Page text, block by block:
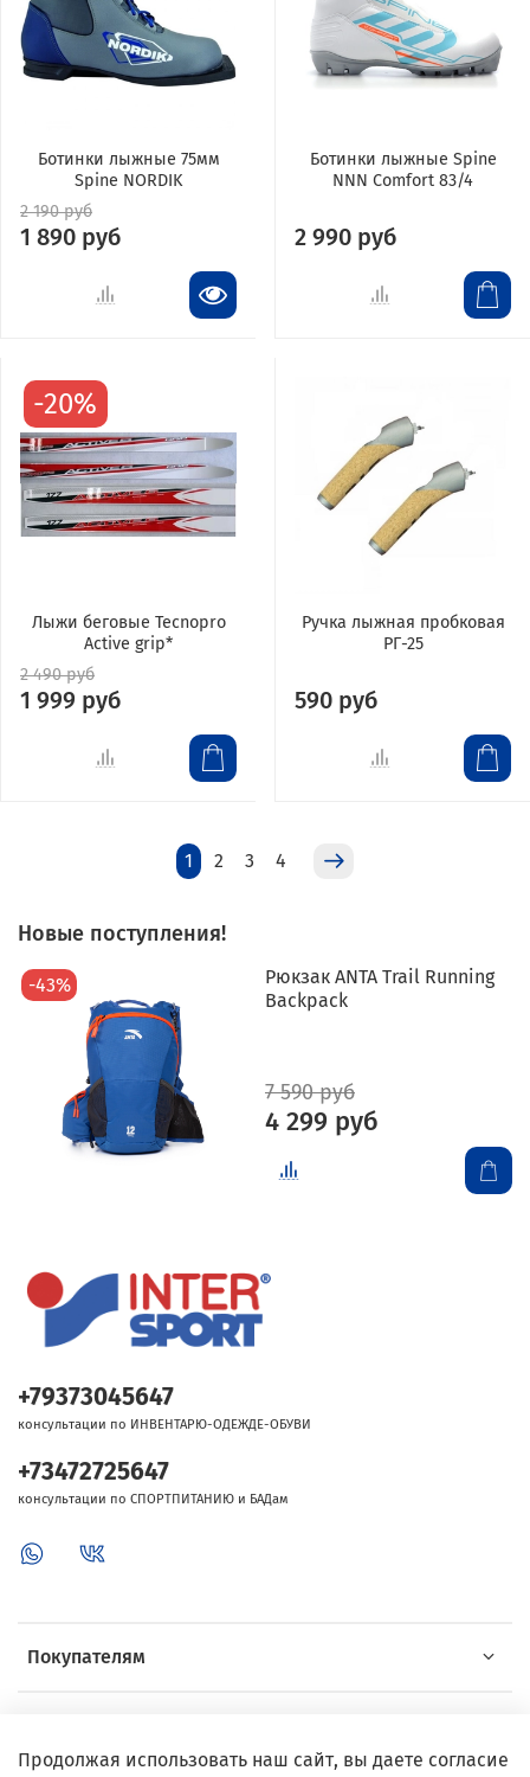
Ботинки лыжные 75мм
Spine NORDIK
2 190 руб
1 890 руб
Ботинки лыжные Spine
NNN Comfort 83/4
2 990 руб
-20%
Лыжи беговые Tecnopro
Active grip*
2 490 руб
1 999 руб
Ручка лыжная пробковая
РГ-25
590 руб
1 2 3 4
Новые поступления!
-43%
Рюкзак ANTA Trail Running
Backpack
7 590 руб
4 299 руб
Покупателям
+79373045647
консультации по ИНВЕНТАРЮ-ОДЕЖДЕ-ОБУВИ
+73472725647
консультации по СПОРТПИТАНИЮ и БАДам
Продолжая использовать наш сайт, вы даете согласие